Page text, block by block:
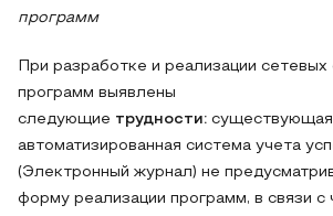
программ
При разработке и реализации
программ выявлены
следующие трудности: существующая
автоматизированная система учета
(Электронный журнал) не
форму реализации программ, в связи с